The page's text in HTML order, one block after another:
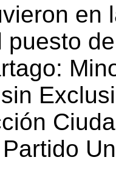
en
puesto